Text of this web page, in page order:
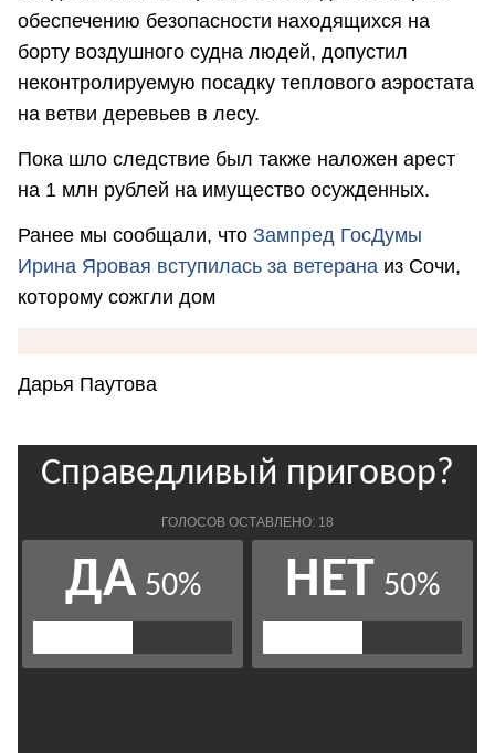
обеспечению безопасности находящихся на
борту воздушного судна людей, допустил
неконтролируемую посадку теплового аэростата
на ветви деревьев в лесу.
Пока шло следствие был также наложен арест
на 1 млн рублей на имущество осужденных.
Ранее мы сообщали, что Зампред ГосДумы
Ирина Яровая вступилась за ветерана из Сочи,
которому сожгли дом
Дарья Паутова